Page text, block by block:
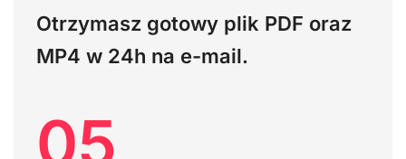
Otrzymasz gotowy plik PDF oraz
MP4 w 24h na e-mail.
05